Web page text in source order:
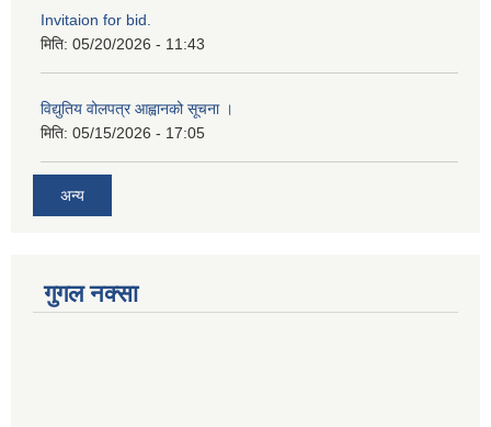
Invitaion for bid.
मिति: 05/20/2026 - 11:43
विद्युतिय वोलपत्र आह्वानको सूचना ।
मिति: 05/15/2026 - 17:05
अन्य
गुगल नक्सा